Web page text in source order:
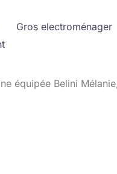
Gros electroménager
équipée Belini